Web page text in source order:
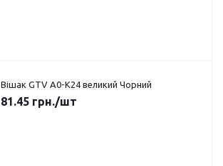
Вішак GTV A0-K24 великий Чорний
81.45 грн./шт